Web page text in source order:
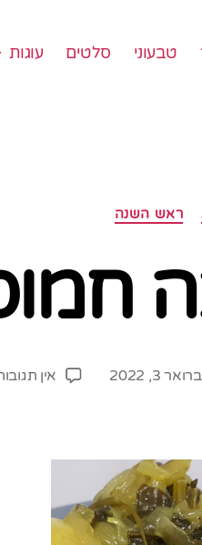
טבעוני סלטים עוגות
ראש השנה
3, 2022 אין